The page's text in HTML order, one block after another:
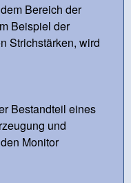
Bereich der
Beispiel der
Strichstärken, wird
Bestandteil eines
und
Monitor